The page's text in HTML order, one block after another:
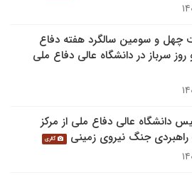
چهل و سومین سالگرد هفته دفاع
سرباز در دانشگاه عالی دفاع ملی
دانشگاه عالی دفاع ملی از مرکز
راهبردی جنگ نیروی زمینی
گالری